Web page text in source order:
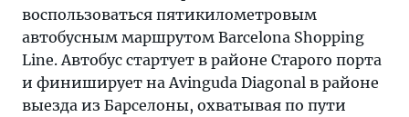
воспользоваться пятикилометровым
автобусным маршрутом Barcelona Shopping
Line. Автобус стартует в районе Старого порта
и финиширует на Avinguda Diagonal в районе
выезда из Барселоны, охватывая по пути